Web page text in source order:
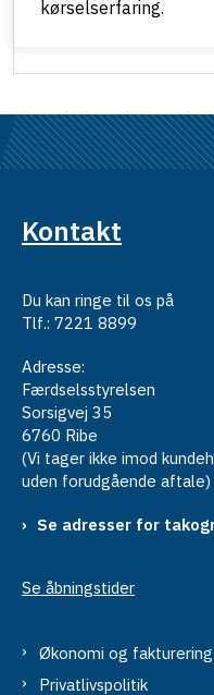
kørselserfaring.
Kontakt
Du kan ringe til os på
Tlf.: 7221 8899
Adresse:
Færdselsstyrelsen
Sorsigvej 35
6760 Ribe
(Vi tager ikke imod
uden forudgående aftale)
Se adresser for
Se åbningstider
Økonomi og fakturering
Privatlivspolitik